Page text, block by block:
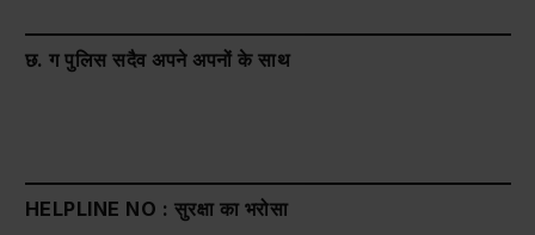
छ. ग पुलिस सदैव अपने अपनों के साथ
HELPLINE NO : सुरक्षा का भरोसा